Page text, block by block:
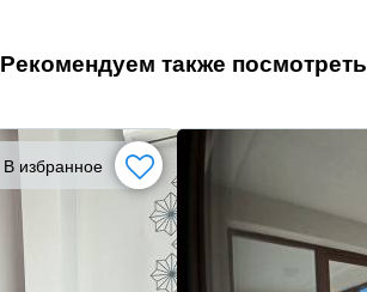
Рекомендуем также посмотреть
В избранное